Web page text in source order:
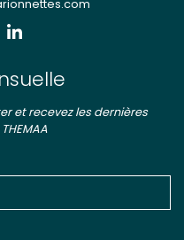
et recevez les dernières